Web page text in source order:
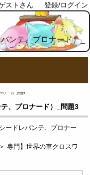
ストさん 登録/ログイン
ンテ、プロナード）_
ロナード）_問題3
、プロナード）_問題3
ードレバンテ、プロナー
専門】世界の車クロスワ